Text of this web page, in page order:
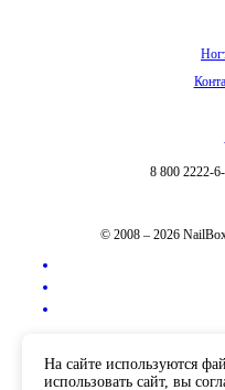
8 800 2222-
© 2008 – 2026
На сайте используются
использовать сайт, вы